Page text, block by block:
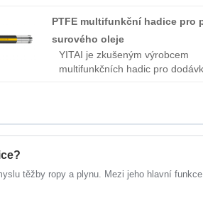
PTFE multifunkční hadice pro
surového oleje
YITAI je zkušeným výrobcem
multifunkčních hadic pro
těžby ropy a plynu. Mezi jeho hlavní